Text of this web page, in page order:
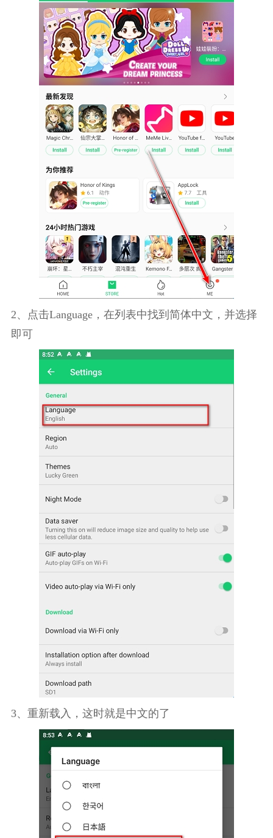
2、点击Language，在列表中找到简体中文，并选择
即可
3、重新载入，这时就是中文的了